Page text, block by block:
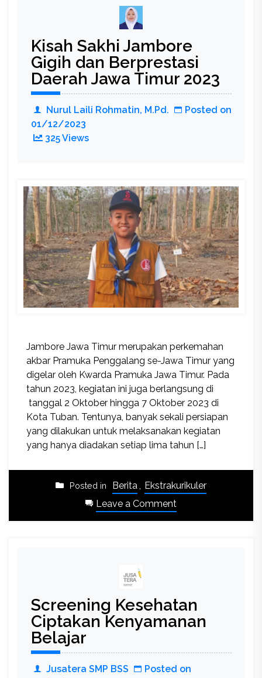
Kisah Sakhi Jambore
Gigih dan Berprestasi
Daerah Jawa Timur 2023
Nurul Laili Rohmatin, M.Pd.
Posted on
01/12/2023
325 Views
Jambore Jawa Timur merupakan perkemahan
akbar Pramuka Penggalang se-Jawa Timur yang
digelar oleh Kwarda Pramuka Jawa Timur. Pada
tahun 2023, kegiatan ini juga berlangsung di
tanggal 2 Oktober hingga 7 Oktober 2023 di
Kota Tuban. Tentunya, banyak sekali persiapan
yang dilakukan untuk melaksanakan kegiatan
yang hanya diadakan setiap lima tahun […]
Posted in Berita, Ekstrakurikuler
Leave a Comment
Daerah
Jawa
Timur
Screening Kesehatan
Ciptakan Kenyamanan
Belajar
Jusatera SMP BSS
Posted on